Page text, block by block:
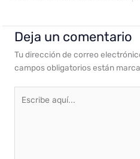
Deja un comentario
Tu dirección de correo
campos obligatorios están
aquí...